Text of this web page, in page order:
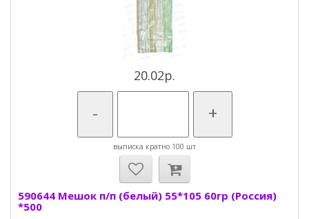
20.02р.
- +
выписка кратно 100 шт
590644 Мешок п/п (белый) 55*105 60гр (Россия)
*500